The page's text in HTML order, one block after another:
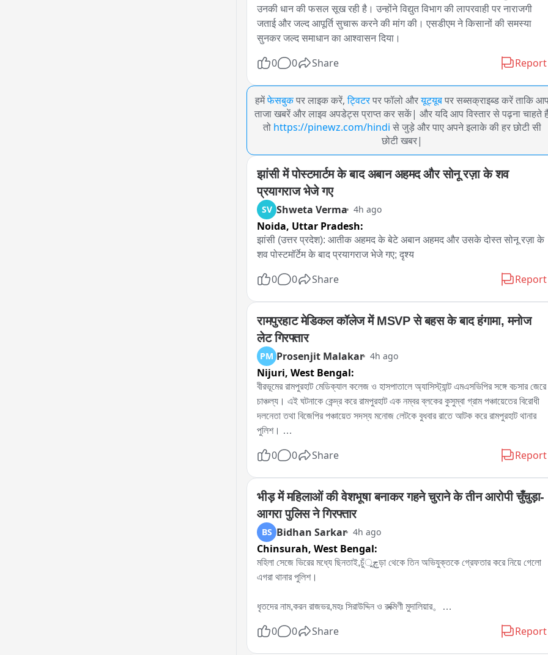
उनकी धान की फसल सूख रही है। उन्होंने विद्युत विभाग की लापरवाही पर नाराजगी
जताई और जल्द आपूर्ति सुचारू करने की मांग की। एसडीएम ने किसानों की समस्या
सुनकर जल्द समाधान का आश्वासन दिया।
0 0 Share Report
हमेंफेसबुक पर लाइक करें, ट्विटर पर फॉलो औरयूट्यूब पर सब्सक्राइब्ड करें ताकि
ताजा खबरें और लाइव अपडेट्स प्राप्त कर सकें| और यदि आप विस्तार से पढ़ना चाहते
तो https://pinewz.com/hindi से जुड़े और पाए अपने इलाके की हर छोटी सी
छोटी खबर|
झांसी में पोस्टमार्टम के बाद अबान अहमद और सोनू रज़ा के शव
प्रयागराज भेजे गए
SV Shweta Verma 4h ago
Noida, Uttar Pradesh:
झांसी (उत्तर प्रदेश): आतीक अहमद के बेटे अबान अहमद और उसके दोस्त सोनू रज़ा के
शव पोस्टमॉर्टेम के बाद प्रयागराज भेजे गए; दृश्य
0 0 Share Report
रामपुरहाट मेडिकल कॉलेज में MSVP से बहस के बाद हंगामा, मनोज
लेट गिरफ्तार
PM Prosenjit Malakar 4h ago
Nijuri, West Bengal:
বীরভূমের রামপুরহাট মেডিক্যাল কলেজ ও হাসপাতালে অ্যাসিস্ট্যান্ট এমএসভিপির সঙ্গে বচসার জেরে
চাঞ্চল্য। এই ঘটনাকে কেন্দ্র করে রামপুরহাট এক নম্বর ব্লকের কুসুম্বা গ্রাম পঞ্চায়েতের বিরোধী
দলনেতা তথা বিজেপির পঞ্চায়েত সদস্য মনোজ লেটকে বুধবার রাতে আটক করে রামপুরহাট থানার
পুলিশ।
একাধিক নেতৃত্ব ও কর্মীরা। তাঁরা মনোজ লেটকে কোন অভিযোগে আটক করা হয়েছে, সেই বিষয়ে
প্রয়োজনীয় প্রক্রিয়া সম্পন্ন করে এদিন সকালে বিজেপির বিরোধী দলনেতা মনোজ লেটকে ছেড়ে
দেয় রামপুরহাট থানার পুলিশ।
0 0 Share Report
भीड़ में महिलाओं की वेशभूषा बनाकर गहने चुराने के तीन आरोपी चुँचुड़ा-
आगरा पुलिस ने गिरफ्तार
BS Bidhan Sarkar 4h ago
Chinsurah, West Bengal:
মহিলা সেজে ভিরের মধ্যে ছিনতাই,চুঁچুড়া থেকে তিন অভিযুক্তকে গ্রেফতার করে নিয়ে গেলো
এগরা থানার পুলিশ।
ধৃতদের নাম,করন রাজভর,মহঃ সিরাউদ্দিন ও রুক্মিণী মুদালিয়ার。
0 0 Share Report